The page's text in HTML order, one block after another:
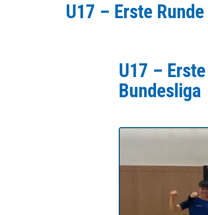
U17 – Erste
U17 –
Bundesliga